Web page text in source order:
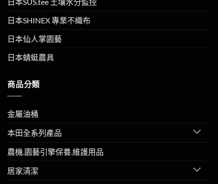
日本SUS.tee 土壤水分監控
日本SHINEX 專業不織布
日本仙人掌園藝
日本蜻蜓農具
商品分類
金屬油桶
本田全系列產品
農機.園藝引擎保養.維護用品
居家清潔